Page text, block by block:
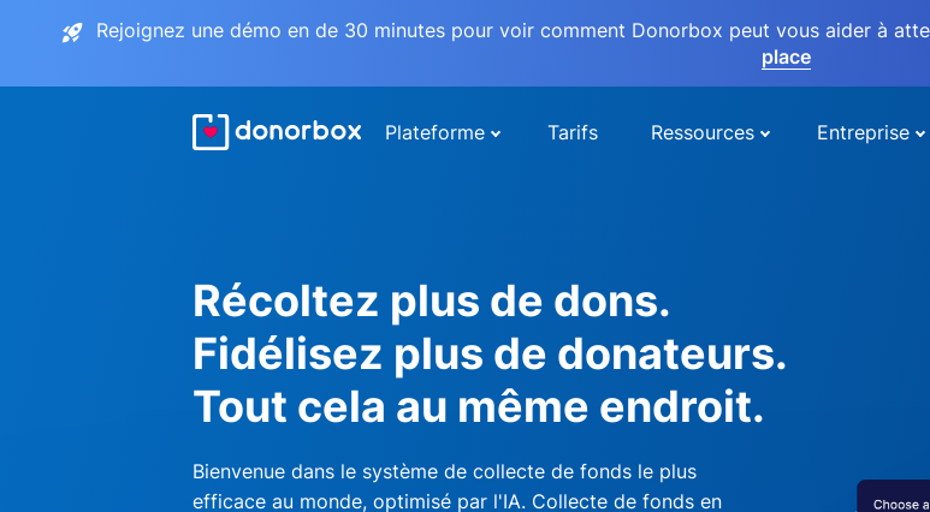
Rejoignez une démo en de 30 minutes pour voir comment Donorbox peut vous aider à
place
Plateforme Tarifs Ressources Entreprise
Récoltez plus de dons.
Fidélisez plus de donateurs.
Tout cela au même endroit.
Bienvenue dans le système de collecte de fonds le plus
efficace au monde, optimisé par l'IA. Collecte de fonds en